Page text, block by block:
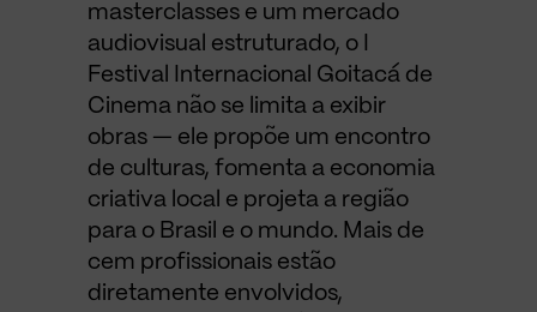
masterclasses e um mercado
audiovisual estruturado, o I
Festival Internacional Goitacá de
Cinema não se limita a exibir
obras — ele propõe um encontro
de culturas, fomenta a economia
criativa local e projeta a região
para o Brasil e o mundo. Mais de
cem profissionais estão
diretamente envolvidos,